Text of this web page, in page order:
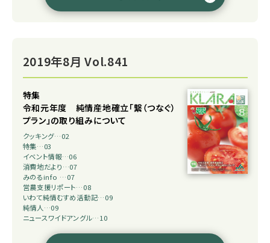
2019年8月 Vol.841
特集
令和元年度 純情産地確立「繋（つなぐ）
プラン」の取り組みについて
クッキング…02
特集…03
イベント情報…06
消費地だより…07
みのるinfo …07
営農支援リポート…08
いわて純情むすめ活動記…09
純情人…09
ニュースワイドアングル…10